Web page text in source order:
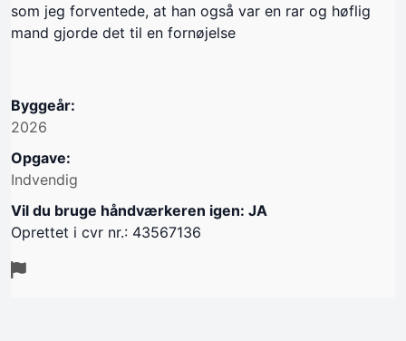
som jeg forventede, at han også var en rar og høflig
mand gjorde det til en fornøjelse
Byggeår:
2026
Opgave:
Indvendig
Vil du bruge håndværkeren igen: JA
Oprettet i cvr nr.: 43567136